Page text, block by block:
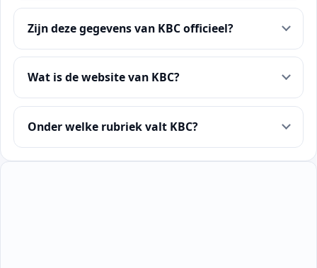
Zijn deze gegevens van KBC officieel?
Wat is de website van KBC?
Onder welke rubriek valt KBC?